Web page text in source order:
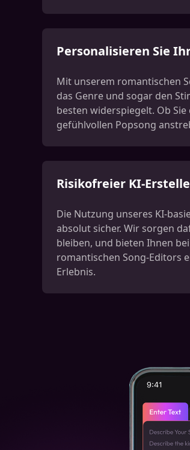
Personalisieren Sie
Mit unserem romantischen
das Genre und sogar den
besten widerspiegelt. Ob
gefühlvollen Popsong
Risikofreier KI-
Die Nutzung unseres KI-
absolut sicher. Wir sorgen
bleiben, und bieten Ihnen
romantischen Song-Editors
Erlebnis.